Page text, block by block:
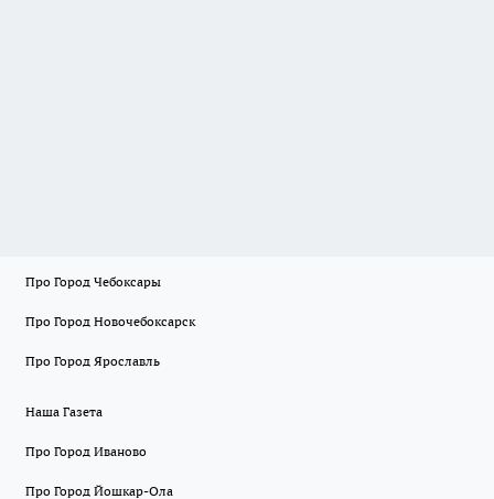
Про Город Чебоксары
Про Город Новочебоксарск
Про Город Ярославль
Наша Газета
Про Город Иваново
Про Город Йошкар-Ола